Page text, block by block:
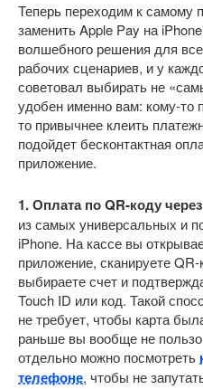
Теперь переходим к самому
заменить Apple Pay на
волшебного решения для
рабочих сценариев, и у
советовал выбирать не
удобен именно вам: кому-то
то привычнее клеить
подойдет бесконтактная
приложение.
1. Оплата по QR-коду
из самых универсальных и
iPhone. На кассе вы
приложение, сканируете
выбираете счет и
Touch ID или код. Такой
не требует, чтобы карта
раньше вы вообще не
отдельно можно посмотреть
телефоне, чтобы не